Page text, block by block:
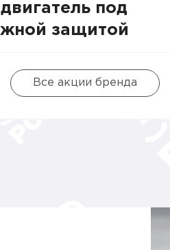
под
защитой
Все акции бренда